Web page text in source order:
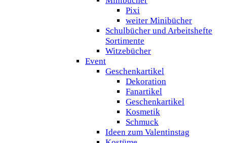
Pixi
weiter Minibücher
Schulbücher und Arbeitshefte
Sortimente
Witzebücher
Event
Geschenkartikel
Dekoration
Fanartikel
Geschenkartikel
Kosmetik
Schmuck
Ideen zum Valentinstag